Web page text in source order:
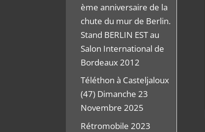
ème anniversaire de la
chute du mur de Berlin.
Stand BERLIN EST au
Salon International de
Bordeaux 2012
Téléthon à Casteljaloux
(47) Dimanche 23
Novembre 2025
Rétromobile 2023